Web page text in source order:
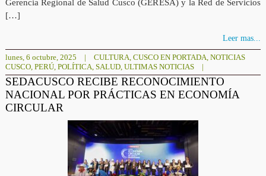
Gerencia Regional de Salud Cusco (GERESA) y la Red de Servicios
[…]
Leer mas...
lunes, 6 octubre, 2025 | CULTURA, CUSCO EN PORTADA, NOTICIAS
CUSCO, PERÚ, POLÍTICA, SALUD, ULTIMAS NOTICIAS |
SEDACUSCO RECIBE RECONOCIMIENTO
NACIONAL POR PRÁCTICAS EN ECONOMÍA
CIRCULAR